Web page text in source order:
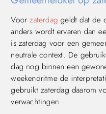
Voorzaterdag geldt dat de
anders wordt ervaren dan
is zaterdag voor een
neutrale context. De
dag nog binnen een
weekendritme de
gebruikt zaterdag daarom
verwachtingen.